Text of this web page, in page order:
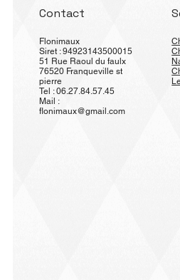
Contact
Flonimaux
Siret : 94923143500015
51 Rue Raoul du faulx
76520 Franqueville st
pierre
Tel : 06.27.84.57.45
Mail :
flonimaux@gmail.com